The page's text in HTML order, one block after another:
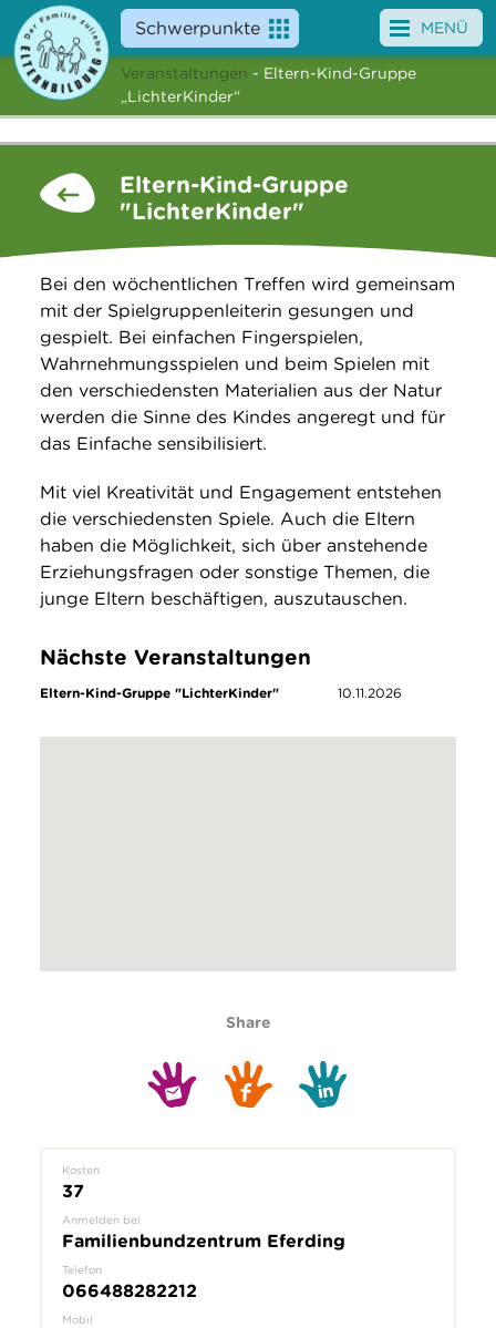
Schwerpunkte
Angebote
News
Über uns
Suche
MENÜ
Veranstaltungen - Eltern-Kind-Gruppe
„LichterKinder“
Eltern-Kind-Gruppe
"LichterKinder"
Bei den wöchentlichen Treffen wird gemeinsam
mit der Spielgruppenleiterin gesungen und
gespielt. Bei einfachen Fingerspielen,
Wahrnehmungsspielen und beim Spielen mit
den verschiedensten Materialien aus der Natur
werden die Sinne des Kindes angeregt und für
das Einfache sensibilisiert.
Mit viel Kreativität und Engagement entstehen
die verschiedensten Spiele. Auch die Eltern
haben die Möglichkeit, sich über anstehende
Erziehungsfragen oder sonstige Themen, die
junge Eltern beschäftigen, auszutauschen.
Nächste Veranstaltungen
Eltern-Kind-Gruppe "LichterKinder" 10.11.2026
Share
Kosten
37
Anmelden bei
Familienbundzentrum Eferding
Telefon
066488282212
Mobil